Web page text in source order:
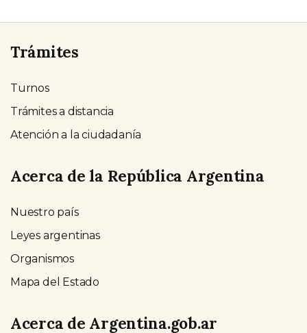
Trámites
Turnos
Trámites a distancia
Atención a la ciudadanía
Acerca de la República Argentina
Nuestro país
Leyes argentinas
Organismos
Mapa del Estado
Acerca de Argentina.gob.ar